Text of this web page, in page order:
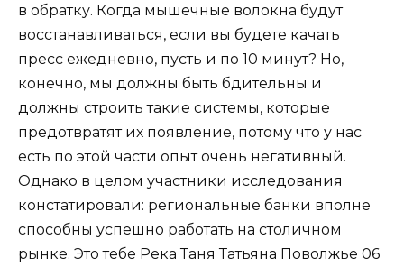
в обратку. Когда мышечные волокна будут
восстанавливаться, если вы будете качать
пресс ежедневно, пусть и по 10 минут? Но,
конечно, мы должны быть бдительны и
должны строить такие системы, которые
предотвратят их появление, потому что у нас
есть по этой части опыт очень негативный.
Однако в целом участники исследования
констатировали: региональные банки вполне
способны успешно работать на столичном
рынке. Это тебе Река Таня Татьяна Поволжье 06